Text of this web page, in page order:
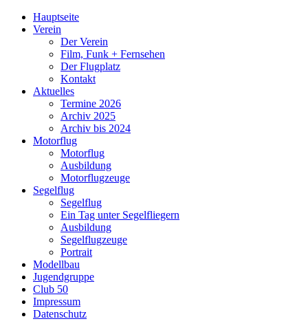
Hauptseite
Verein
Der Verein
Film, Funk + Fernsehen
Der Flugplatz
Kontakt
Aktuelles
Termine 2026
Archiv 2025
Archiv bis 2024
Motorflug
Motorflug
Ausbildung
Motorflugzeuge
Segelflug
Segelflug
Ein Tag unter Segelfliegern
Ausbildung
Segelflugzeuge
Portrait
Modellbau
Jugendgruppe
Club 50
Impressum
Datenschutz